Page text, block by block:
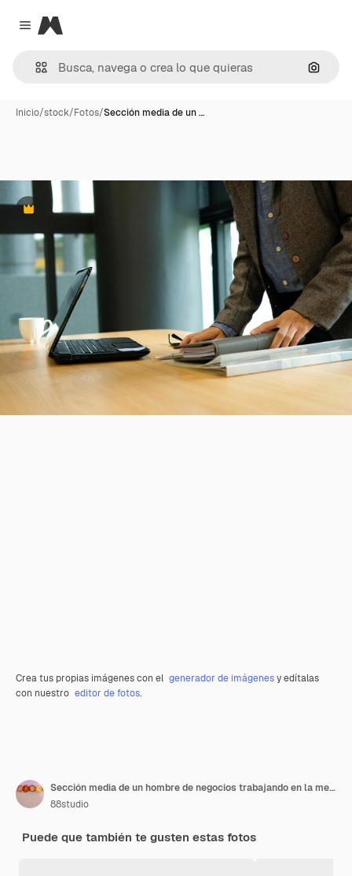
Close menu
Magnific
Inicio/stock/Fotos/Sección media de un …
Premium
Crea tus propias imágenes con el generador de imágenesy edítalas
con nuestro editor de fotos.
Sección media de un hombre de negocios trabajando en la mesa
88studio
Puede que también te gusten estas fotos